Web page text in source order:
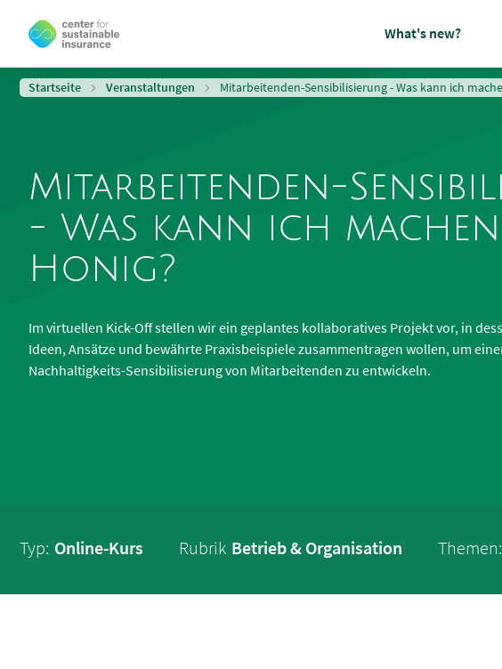
What's new?
Startseite Veranstaltungen Mitarbeitenden-Sensibilisierung - Was kann ich
Mitarbeitenden-
- Was kann ich
Honig?
Im virtuellen Kick-Off stellen wir ein geplantes kollaboratives Projekt vor, in
Ideen, Ansätze und bewährte Praxisbeispiele zusammentragen wollen, um
Nachhaltigkeits-Sensibilisierung von Mitarbeitenden zu entwickeln.
Typ: Online-Kurs Rubrik Betrieb & Organisation Themen: